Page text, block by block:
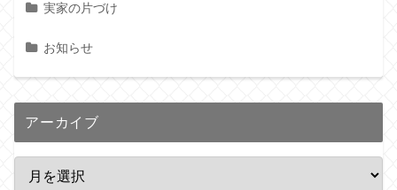
実家の片づけ
お知らせ
アーカイブ